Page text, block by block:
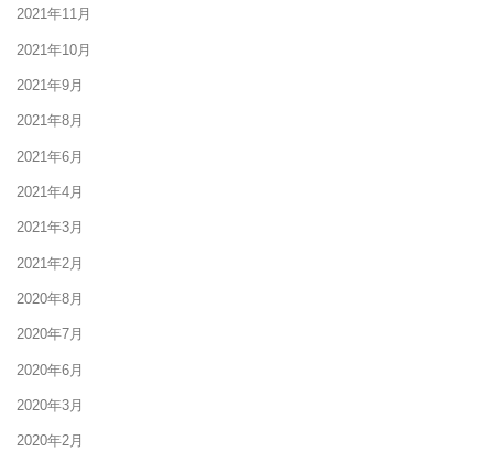
2021年11月
2021年10月
2021年9月
2021年8月
2021年6月
2021年4月
2021年3月
2021年2月
2020年8月
2020年7月
2020年6月
2020年3月
2020年2月